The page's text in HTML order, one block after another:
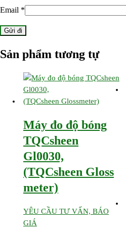
Email *
Sản phẩm tương tự
Máy đo độ bóng
TQCsheen
Gl0030,
(TQCsheen Gloss
meter)
YÊU CẦU TƯ VẤN, BÁO
GIÁ